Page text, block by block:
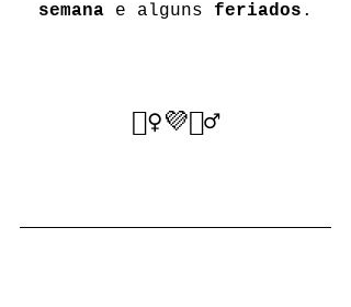
semana e alguns feriados .
🧘‍♀️💜🧘‍♂️